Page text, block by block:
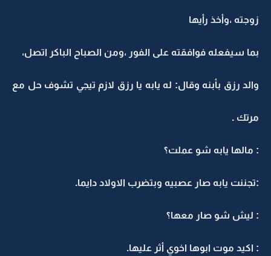
زوجته ،وأخذ رأيها
بما سيفعله فوافقته على الفور ،ومن الصباح الباكر اتصل،
والد رزق بأبنه وقال: له يابه يا رزق لازم تيجي تشوف حل مع
مرتك .
: مالها يابه شو عملت؟
:تجننت يابه صار عصبيه وبتضرب الاولاد دايما.
: ليش شو صار معها؟
: اكيد موت ابوها اخوي أثر عليها.